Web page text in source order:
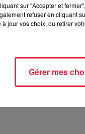
- Art Toitures et
Toitures et Traditions
sur "Accepter et
refuser en cliquant
à jour vos choix, ou retirer
Gérer mes